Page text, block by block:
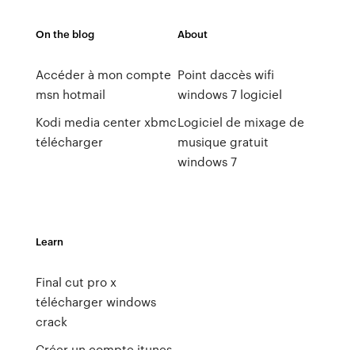
On the blog
Accéder à mon compte
msn hotmail
Kodi media center xbmc
télécharger
About
Point daccès wifi
windows 7 logiciel
Logiciel de mixage de
musique gratuit
windows 7
Learn
Final cut pro x
télécharger windows
crack